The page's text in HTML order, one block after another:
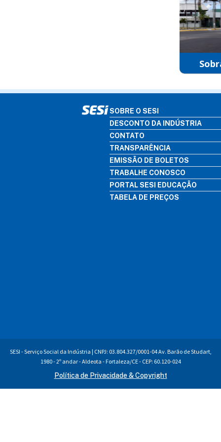
SOBRE O SESI
DESCONTO DA INDÚSTRIA
CONTATO
TRANSPARÊNCIA
EMISSÃO DE BOLETOS
TRABALHE CONOSCO
PORTAL SESI EDUCAÇÃO
TABELA DE PREÇOS
SESI - Serviço Social da Indústria | CNPJ: 03.804.327/0001-04 Av. Barão de Studart,
1980 - 2º andar - Aldeota - Fortaleza/CE - CEP: 60.120-024
Política de Privacidade & Copyright